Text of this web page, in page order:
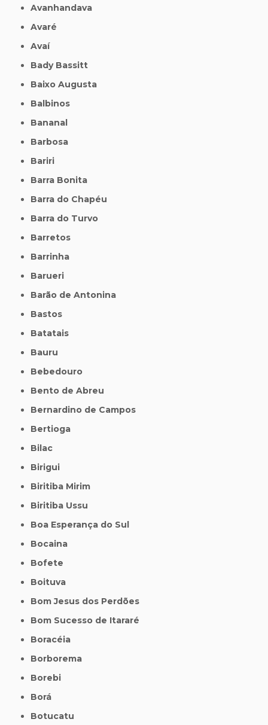
Avanhandava
Avaré
Avaí
Bady Bassitt
Baixo Augusta
Balbinos
Bananal
Barbosa
Bariri
Barra Bonita
Barra do Chapéu
Barra do Turvo
Barretos
Barrinha
Barueri
Barão de Antonina
Bastos
Batatais
Bauru
Bebedouro
Bento de Abreu
Bernardino de Campos
Bertioga
Bilac
Birigui
Biritiba Mirim
Biritiba Ussu
Boa Esperança do Sul
Bocaina
Bofete
Boituva
Bom Jesus dos Perdões
Bom Sucesso de Itararé
Boracéia
Borborema
Borebi
Borá
Botucatu